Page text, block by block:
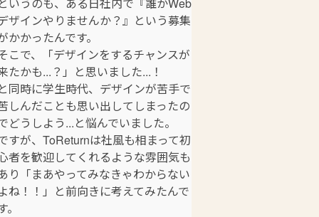
ザインやりませんか？』という募集
かかったんです。
こで、「デザインをするチャンスが
たかも...？」と思いました...！
同時に学生時代、デザインが苦手で
しんだことも思い出してしまったの
どうしよう...と悩んでいました。
すが、ToReturnは社風も相まって初
者を歓迎してくれるような雰囲気も
り「まあやってみなきゃわからない
ね！！」と前向きに考えてみたんで
。